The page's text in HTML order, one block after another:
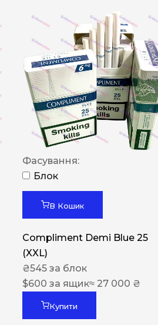
Фасування:
Блок
В Кошик
Compliment Demi Blue 25
(XXL)
₴545 за блок
$600 за ящик≈ 27 000 ₴
Купити